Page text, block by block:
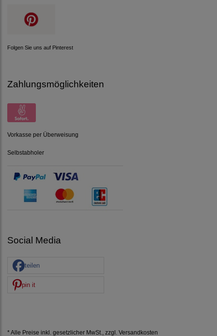
Folgen Sie uns auf Pinterest
Zahlungsmöglichkeiten
Vorkasse per Überweisung
Selbstabholer
Social Media
teilen
pin it
* Alle Preise inkl. gesetzlicher MwSt., zzgl. Versandkosten